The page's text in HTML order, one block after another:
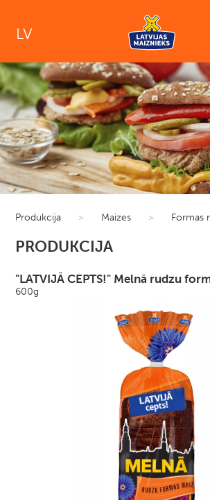
LV
Produkcija > Maizes > Formas
PRODUKCIJA
"LATVIJĀ CEPTS!" Melnā rudzu
600g